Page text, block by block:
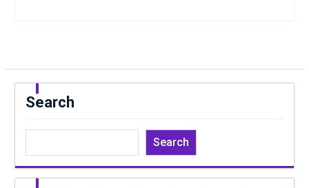
Search
Search